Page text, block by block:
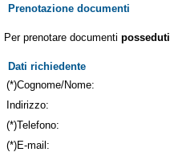
Prenotazione documenti
Per prenotare documenti posseduti
Dati richiedente
(*)Cognome/Nome:
Indirizzo:
(*)Telefono:
(*)E-mail: